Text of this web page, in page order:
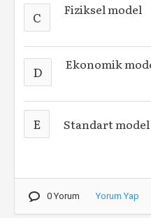
C Fiziksel model
D Ekonomik
E Standart model
0 Yorum Yorum Yap